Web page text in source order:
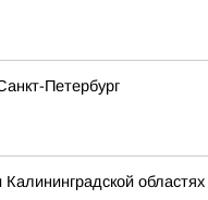
Петербург